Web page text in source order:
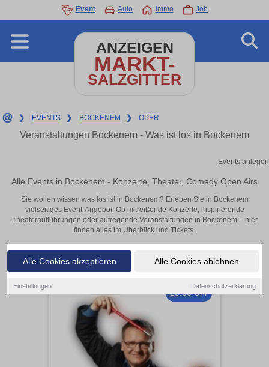
Alle Cookies akzeptieren Alle Cookies ablehnen
Einstellungen Datenschutzerklärung
Event Auto Immo Job
ANZEIGEN
MARKT-
SALZGITTER
❯ EVENTS ❯ BOCKENEM ❯ OPER
Veranstaltungen Bockenem - Was ist los in Bockenem
Events anlegen
Alle Events in Bockenem - Konzerte, Theater, Comedy Open Airs
Sie wollen wissen was los ist in Bockenem? Erleben Sie in Bockenem
vielseitiges Event-Angebot! Ob mitreißende Konzerte, inspirierende
Theateraufführungen oder aufregende Veranstaltungen in Bockenem – hier
finden alles im Überblick und Tickets.
20:00 Uhr